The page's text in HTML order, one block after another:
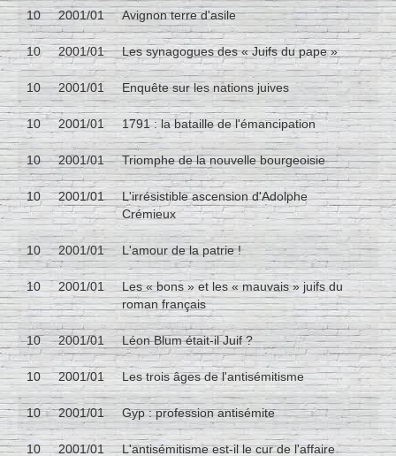
10 2001/01 Avignon terre d'asile
10 2001/01 Les synagogues des « Juifs du pape »
10 2001/01 Enquête sur les nations juives
10 2001/01 1791 : la bataille de l'émancipation
10 2001/01 Triomphe de la nouvelle bourgeoisie
10 2001/01
L'irrésistible ascension d'Adolphe
Crémieux
10 2001/01 L'amour de la patrie !
10 2001/01
Les « bons » et les « mauvais » juifs du
roman français
10 2001/01 Léon Blum était-il Juif ?
10 2001/01 Les trois âges de l'antisémitisme
10 2001/01 Gyp : profession antisémite
10 2001/01 L'antisémitisme est-il le cur de l'affaire